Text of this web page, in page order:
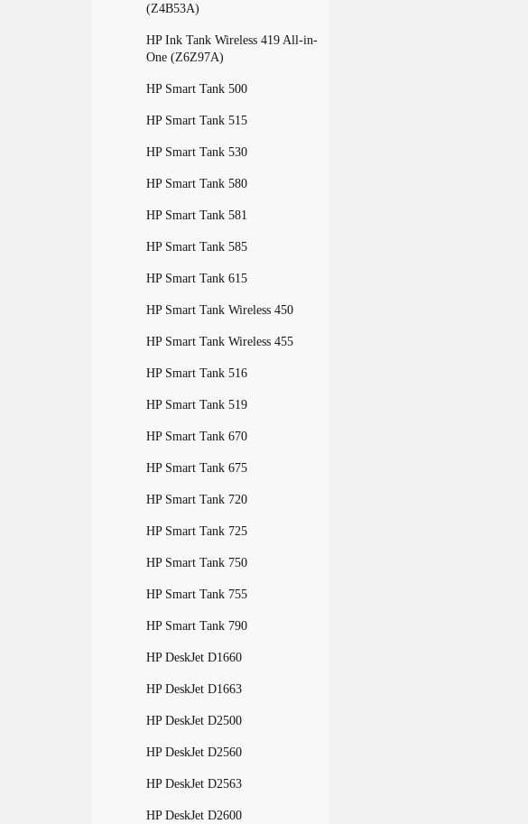
(Z4B53A)
HP Ink Tank Wireless 419 All-in-
One (Z6Z97A)
HP Smart Tank 500
HP Smart Tank 515
HP Smart Tank 530
HP Smart Tank 580
HP Smart Tank 581
HP Smart Tank 585
HP Smart Tank 615
HP Smart Tank Wireless 450
HP Smart Tank Wireless 455
HP Smart Tank 516
HP Smart Tank 519
HP Smart Tank 670
HP Smart Tank 675
HP Smart Tank 720
HP Smart Tank 725
HP Smart Tank 750
HP Smart Tank 755
HP Smart Tank 790
HP DeskJet D1660
HP DeskJet D1663
HP DeskJet D2500
HP DeskJet D2560
HP DeskJet D2563
HP DeskJet D2600